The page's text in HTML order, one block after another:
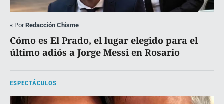
« PorRedacción Chisme
Cómo es El Prado, el lugar elegido para el
último adiós a Jorge Messi en Rosario
ESPECTÁCULOS